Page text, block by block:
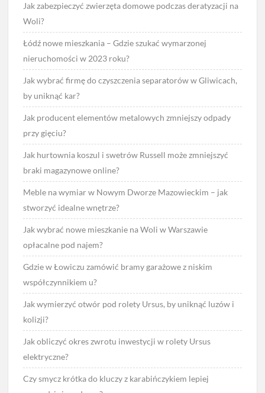
Jak zabezpieczyć zwierzęta domowe podczas deratyzacji na
Woli?
Łódź nowe mieszkania – Gdzie szukać wymarzonej
nieruchomości w 2023 roku?
Jak wybrać firmę do czyszczenia separatorów w Gliwicach,
by uniknąć kar?
Jak producent elementów metalowych zmniejszy odpady
przy gięciu?
Jak hurtownia koszul i swetrów Russell może zmniejszyć
braki magazynowe online?
Meble na wymiar w Nowym Dworze Mazowieckim – jak
stworzyć idealne wnętrze?
Jak wybrać nowe mieszkanie na Woli w Warszawie
opłacalne pod najem?
Gdzie w Łowiczu zamówić bramy garażowe z niskim
współczynnikiem u?
Jak wymierzyć otwór pod rolety Ursus, by uniknąć luzów i
kolizji?
Jak obliczyć okres zwrotu inwestycji w rolety Ursus
elektryczne?
Czy smycz krótka do kluczy z karabińczykiem lepiej